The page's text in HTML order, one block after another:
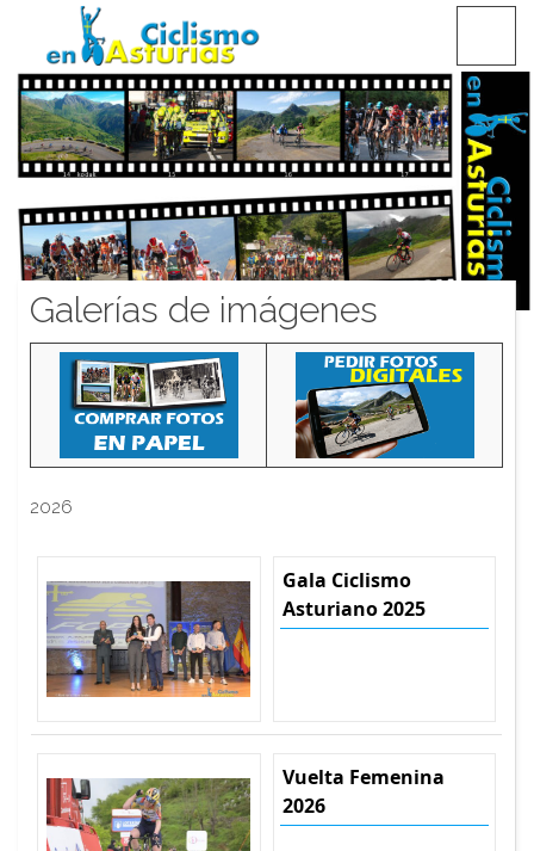
CICLISMO EN ASTURIAS
Galerías de imágenes
2026
Gala Ciclismo
Asturiano 2025
Vuelta Femenina
2026